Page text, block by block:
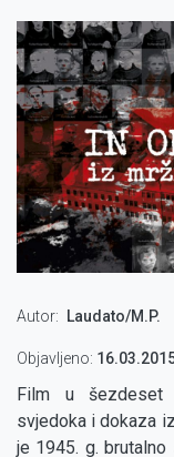
Autor Laudato/M.P.
Objavljeno:
Film u šezdeset
svjedoka i dokaza
je 1945. g. brutalno